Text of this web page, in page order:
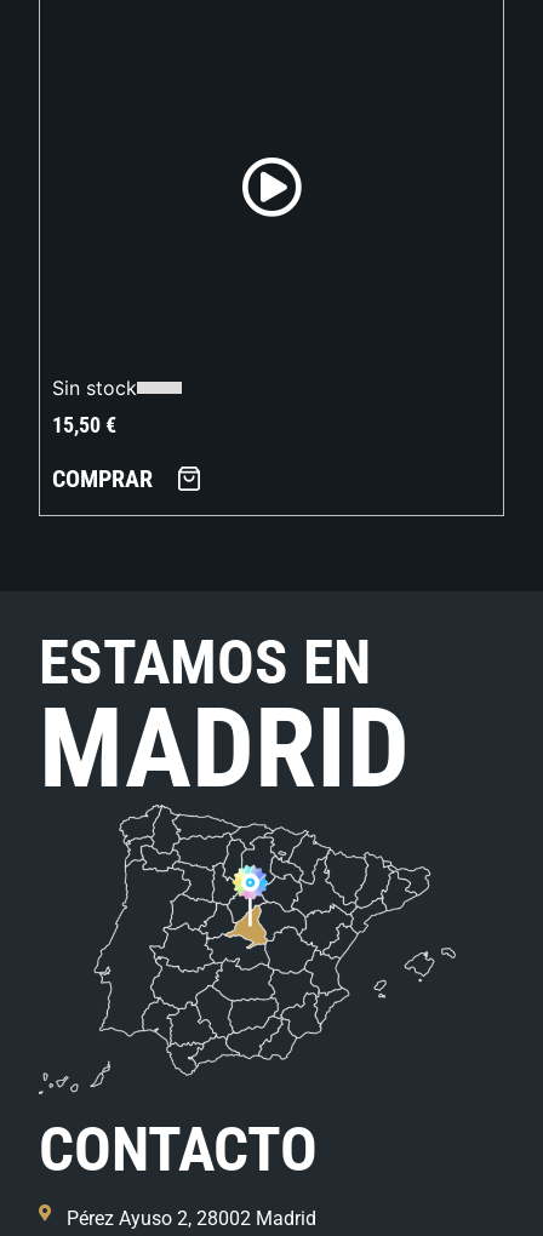
Sin stock
15,50€
COMPRAR
ESTAMOS EN
MADRID
CONTACTO
Pérez Ayuso 2, 28002 Madrid